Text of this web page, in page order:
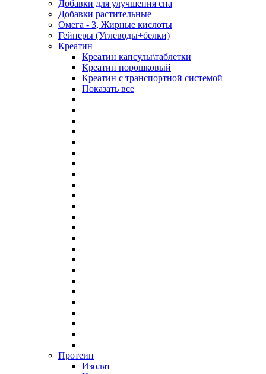
Добавки для улучшения сна
Добавки растительные
Омега - 3, Жирные кислоты
Гейнеры (Углеводы+белки)
Креатин
Креатин капсулы\таблетки
Креатин порошковый
Креатин с транспортной системой
Показать все
Протеин
Изолят